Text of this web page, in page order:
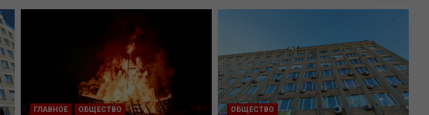
ГЛАВНОЕ ОБЩЕСТВО ОБЩЕСТВО